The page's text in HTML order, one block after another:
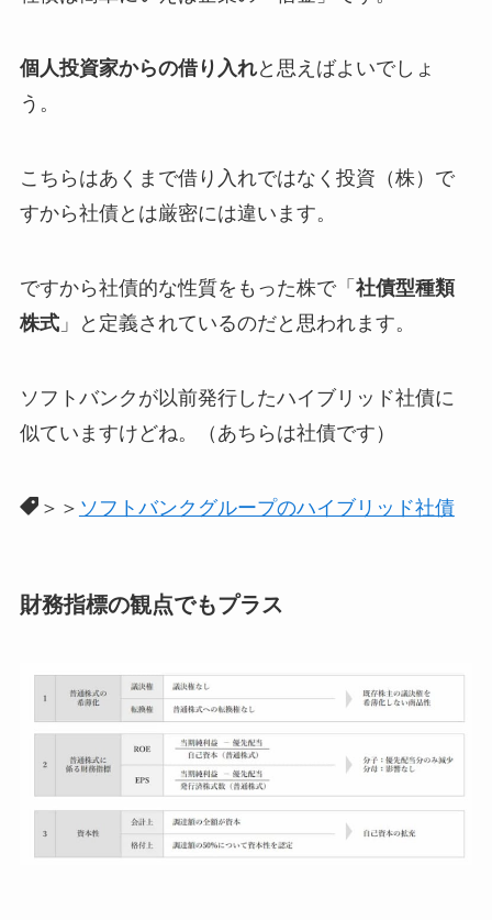
個人投資家からの借り入れと思えばよいでしょ
う。
こちらはあくまで借り入れではなく投資（株）で
すから社債とは厳密には違います。
ですから社債的な性質をもった株で「 社債型種類
株式」と定義されているのだと思われます。
ソフトバンクが以前発行したハイブリッド社債に
似ていますけどね。（あちらは社債です）
＞＞ ソフトバンクグループのハイブリッド社債
財務指標の観点でもプラス